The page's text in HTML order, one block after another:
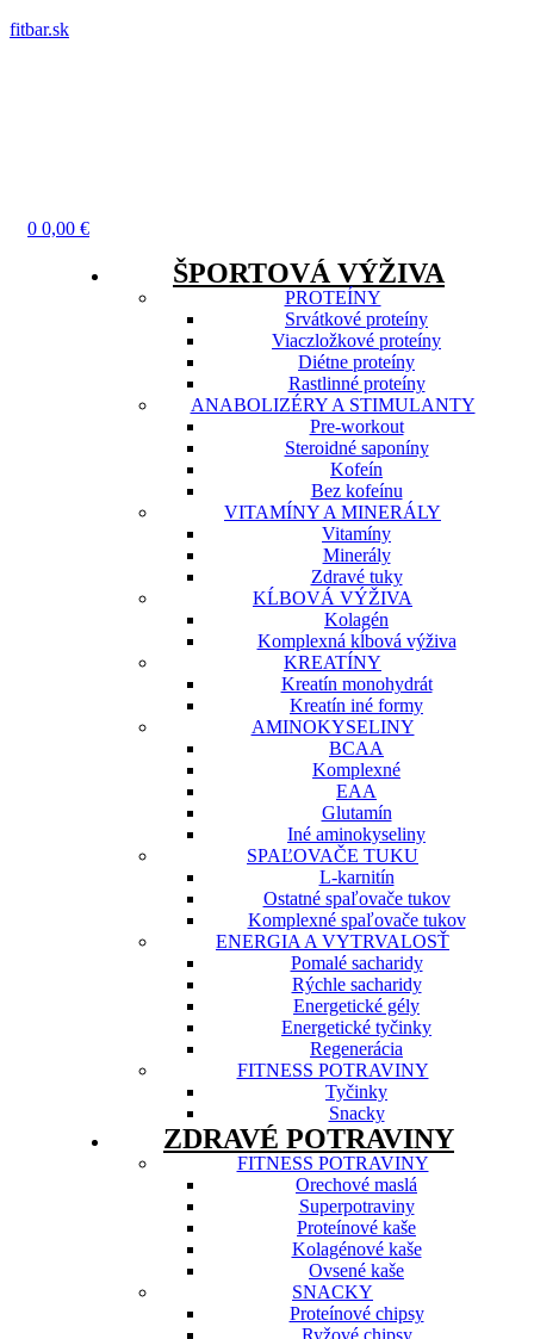
fitbar.sk
0 0,00 €
ŠPORTOVÁ VÝŽIVA
PROTEÍNY
Srvátkové proteíny
Viaczložkové proteíny
Diétne proteíny
Rastlinné proteíny
ANABOLIZÉRY A STIMULANTY
Pre-workout
Steroidné saponíny
Kofeín
Bez kofeínu
VITAMÍNY A MINERÁLY
Vitamíny
Minerály
Zdravé tuky
KĹBOVÁ VÝŽIVA
Kolagén
Komplexná kĺbová výživa
KREATÍNY
Kreatín monohydrát
Kreatín iné formy
AMINOKYSELINY
BCAA
Komplexné
EAA
Glutamín
Iné aminokyseliny
SPAĽOVAČE TUKU
L-karnitín
Ostatné spaľovače tukov
Komplexné spaľovače tukov
ENERGIA A VYTRVALOSŤ
Pomalé sacharidy
Rýchle sacharidy
Energetické gély
Energetické tyčinky
Regenerácia
FITNESS POTRAVINY
Tyčinky
Snacky
ZDRAVÉ POTRAVINY
FITNESS POTRAVINY
Orechové maslá
Superpotraviny
Proteínové kaše
Kolagénové kaše
Ovsené kaše
SNACKY
Proteínové chipsy
Ryžové chipsy